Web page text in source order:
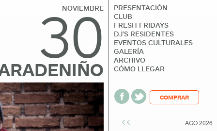
PRESENTACIÓN
CLUB
FRESH FRIDAYS
DJ’S RESIDENTES
EVENTOS CULTURALES
GALERÍA
ARCHIVO
CÓMO LLEGAR
NOVIEMBRE
30
COMPRAR
<< AGO 2026